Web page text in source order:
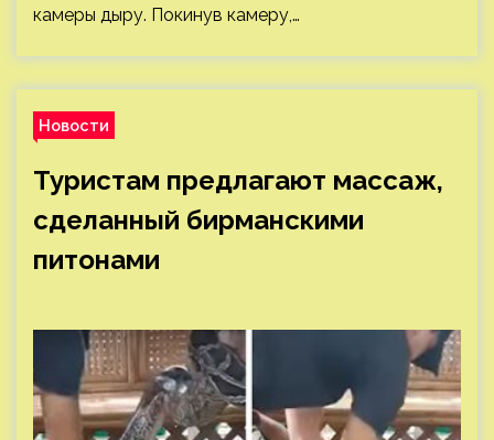
камеры дыру. Покинув камеру,…
Новости
Туристам предлагают массаж,
сделанный бирманскими
питонами